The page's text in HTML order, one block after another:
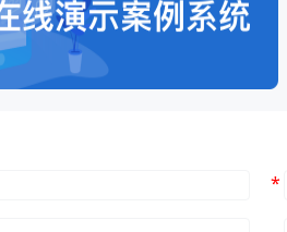
*